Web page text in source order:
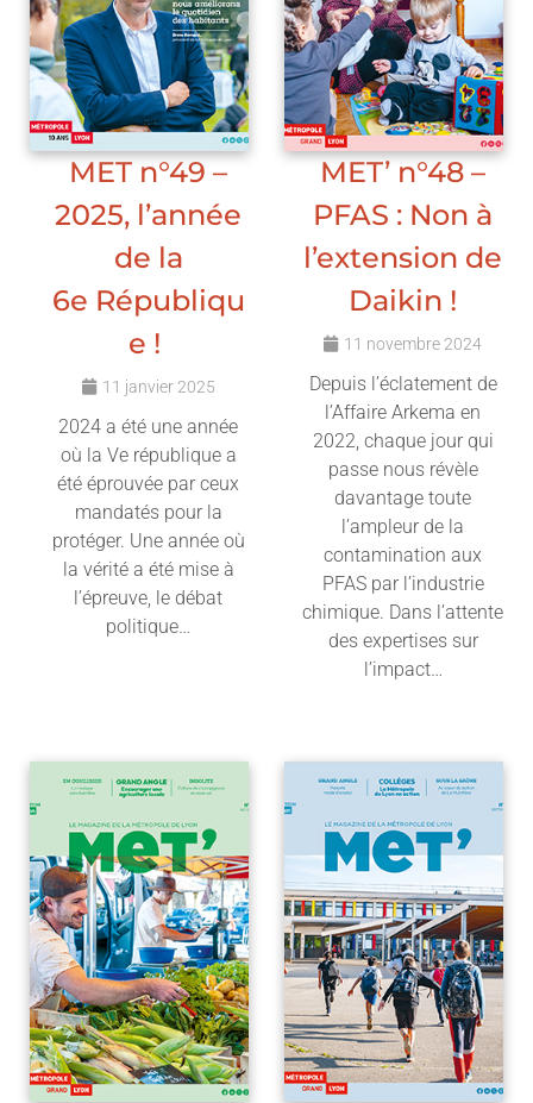
MET n°49 –
2025, l’année
de la
6e Républiqu
e !
11 janvier 2025
2024 a été une année
où la Ve république a
été éprouvée par ceux
mandatés pour la
protéger. Une année où
la vérité a été mise à
l’épreuve, le débat
politique…
MET’ n°48 –
PFAS : Non à
l’extension de
Daikin !
11 novembre 2024
Depuis l’éclatement de
l’Affaire Arkema en
2022, chaque jour qui
passe nous révèle
davantage toute
l’ampleur de la
contamination aux
PFAS par l’industrie
chimique. Dans l’attente
des expertises sur
l’impact…